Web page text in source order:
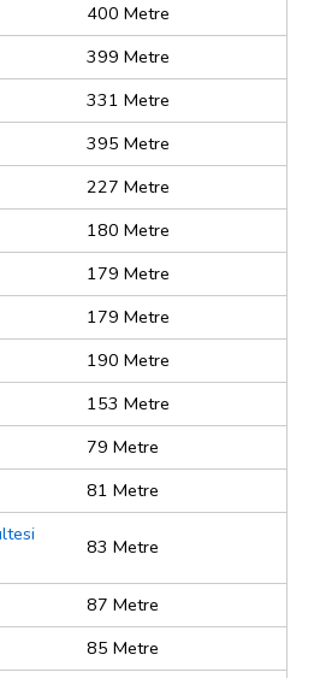
400 Metre
399 Metre
331 Metre
395 Metre
227 Metre
180 Metre
179 Metre
179 Metre
190 Metre
153 Metre
79 Metre
81 Metre
83 Metre
87 Metre
85 Metre